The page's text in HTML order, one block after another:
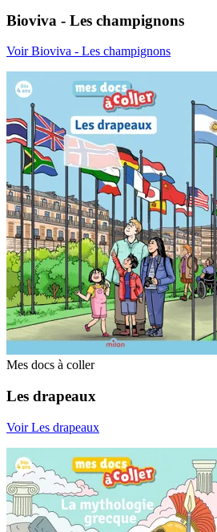
Bioviva - Les champignons
Voir Bioviva - Les champignons
Mes docs à coller
Les drapeaux
Voir Les drapeaux